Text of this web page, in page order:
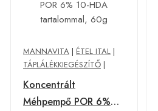
MANNAVITA | ÉTEL ITAL |
TÁPLÁLÉKKIEGÉSZÍTŐ |
Koncentrált
Méhpempő POR 6%